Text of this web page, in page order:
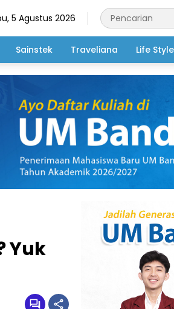
5 Agustus 2026
Sainstek Traveliana Life Style
Yuk